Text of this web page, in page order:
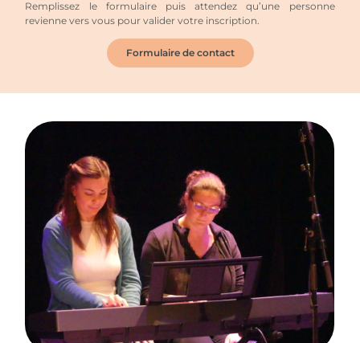
Remplissez le formulaire puis attendez qu’une personne
revienne vers vous pour valider votre inscription.
Formulaire de contact